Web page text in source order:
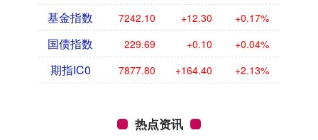
基金指数 7242.10 +12.30 +0.17%
国债指数 229.69 +0.10 +0.04%
期指IC0 7877.80 +164.40 +2.13%
热点资讯